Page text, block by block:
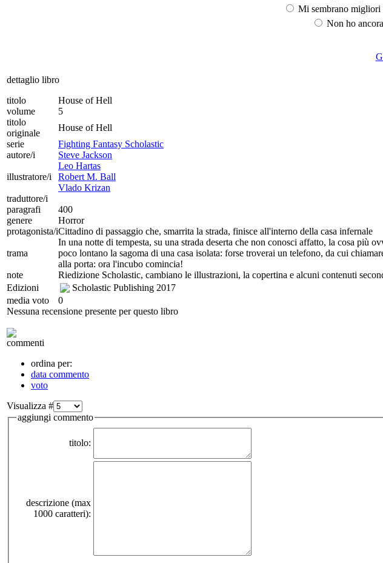
Mi sembrano migliori
Non ho
dettaglio libro
titolo
House of Hell
volume
5
titolo
originale
House of Hell
serie
Fighting Fantasy Scholastic
autore/i
Steve Jackson
illustratore/i
Leo Hartas
Robert M. Ball
Vlado Krizan
traduttore/i
paragrafi
400
genere
Horror
protagonista/iCittadino di passaggio che, smarrita la strada, finisce all'interno della casa infernale
trama
In una notte di tempesta, su una strada deserta che non conosci affatto, la cosa più
poco lontano la sagoma di una casa isolata: forse troverai un telefono, da cui
alla porta: ora l'incubo comincia!
note
Riedizione Scholastic, cambiano le illustrazioni, la copertina e alcuni contenuti
Edizioni
Scholastic Publishing 2017
media voto
0
Nessuna recensione presente per questo libro
commenti
ordina per:
data commento
voto
Visualizza #
aggiungi commento
titolo:
descrizione (max
1000 caratteri):